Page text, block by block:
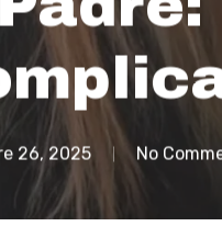
26, 2025 No